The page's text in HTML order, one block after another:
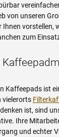
von unseren
Ihnen vorstellen,
zum
Kaffeepads ist
vielerorts
ist, sind
Ihre
und echter